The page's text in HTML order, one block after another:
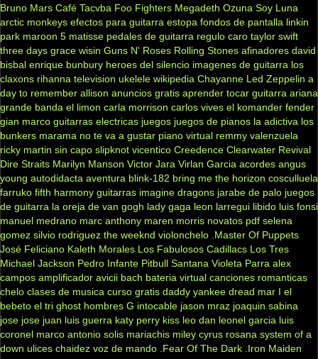
Bruno Mars Café Tacvba Foo Fighters Megadeth Ozuna Soy Luna
arctic monkeys efectos para guitarra estopa fondos de pantalla linkin
park maroon 5 matisse pedales de guitarra regulo caro taylor swift
three days grace wisin Guns N' Roses Rolling Stones afinadores david
bisbal enrique bunbury heroes del silencio imagenes de guitarra los
claxons rihanna television ukelele wikipedia Chayanne Led Zeppelin a
day to remember allison anuncios gratis aprender tocar guitarra ariana
grande banda el limon carla morrison carlos vives el komander fender
gian marco guitarras electricas juegos juegos de pianos la adictiva los
bunkers marama no te va a gustar piano virtual remmy valenzuela
ricky martin sin capo slipknot vicentico Creedence Clearwater Revival
Dire Straits Marilyn Manson Victor Jara Virlan Garcia acordes angus
young autodidacta aventura blink-182 bring me the horizon cosculluela
farruko fifth harmony guitarras imagine dragons jarabe de palo juegos
de guitarra la oreja de van gogh lady gaga leon larregui libido luis fonsi
manuel medrano marc anthony maren morris novatos pdf selena
gomez silvio rodriguez the weeknd violonchelo .Master Of Puppets
José Feliciano Kaleth Morales Los Fabulosos Cadillacs Los Tres
Michael Jackson Pedro Infante Pitbull Santana Violeta Parra alex
campos amplificador avicii bach bateria virtual canciones romanticas
chelo clases de musica curso gratis daddy yankee dread mar I el
bebeto el tri ghost hombres G intocable jason mraz joaquin sabina
jose jose juan luis guerra katy perry kiss leo dan leonel garcia luis
coronel marco antonio solis mariachis miley cyrus rosana system of a
down ulices chaidez voz de mando .Fear Of The Dark .Iron Maiden